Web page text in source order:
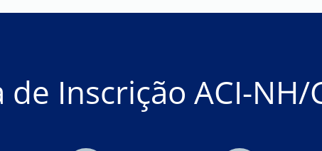
de Inscrição ACI-NH/